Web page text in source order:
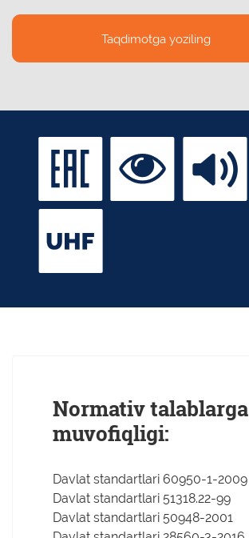
Taqdimotga yoziling
Normativ talablarga
muvofiqligi:
Davlat standartlari 60950-1-2009
Davlat standartlari 51318.22-99
Davlat standartlari 50948-2001